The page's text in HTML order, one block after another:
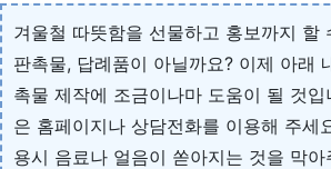
겨울철 따뜻함을 선물하고 홍보까지 할
판촉물, 답례품이 아닐까요? 이제 아래
촉물 제작에 조금이나마 도움이 될 것
은 홈페이지나 상담전화를 이용해 주세
용시 음료나 얼음이 쏟아지는 것을 막